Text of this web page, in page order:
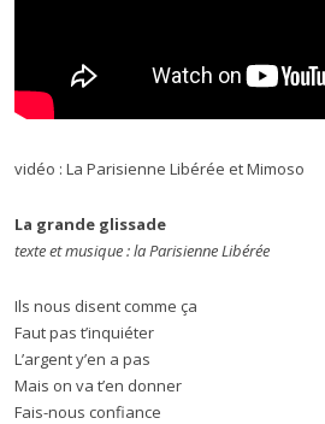
vidéo : La Parisienne Libérée et Mimoso
La grande glissade
texte et musique : la Parisienne Libérée
Ils nous disent comme ça
Faut pas t’inquiéter
L’argent y’en a pas
Mais on va t’en donner
Fais-nous confiance